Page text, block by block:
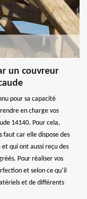
un couvreur
pour sa capacité
en charge vos
14140. Pour cela,
faut car elle dispose des
qui ont aussi reçu des
Pour réaliser vos
et selon ce qu’il
et de différents